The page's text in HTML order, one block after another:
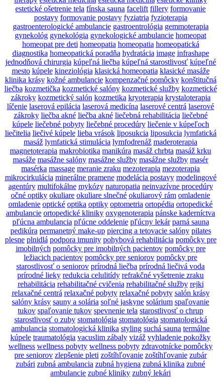
estetické ošetrenie tela fínska sauna facelift fillery formovanie
postavy formovanie postavy fyziatria fyzioterapia
gastroenterologické ambulancie gastroentrológia gemmoterapia
gynekológ gynekológia gynekologické ambulancie homeopat
homeopat pre deti homeopatia homeopatia homeopatická
diagnostika homeopatická poradňa hydratácia image infrashape
jednodňová chirurgia kúpeľná liečba kúpeľná starostlivosť kúpeľné
mesto kúpele kineziológia klasická homeopatia klasické masáže
klinika krásy kožné ambulancie kompenzačné pomôcky konštitučná
liečba kozmetička kozmetické salóny kozmetické služby kozmetické
zákroky kozmetický salón kozmetika kryoterapia krystaloterapia
líčenie laserová epilácia laserová medicína laserové centrá laserové
zákroky liečba akné liečba akné liečebná rehabilitácia liečebné
kúpele liečebné pobyty liečebné procedúry liečenie v kúpeľoch
liečitelia liečivé kúpele lieba vrások liposukcia liposukcia lymfatická
masáž lymfatická stimulácia lymfodrenáž maderoterapia
magnetoterapia makrobiotika manikúra masáž chrbta masáž krku
masáže masážne salóny masážne služby masážne služby masér
masérka massage meranie zraku mezoterapia mezoterapia
mikrocirkulácia minerálne pramene modelácia postavy modelingové
agentúry multifokálne mykózy naturopatia neinvazívne procedúry
očné optiky okuliare okuliare slnečné okuliarový rám omladenie
omladenie optické optika optiky optometria ortopédia ortopedické
ambulancie ortopedické kliniky oxygenoterapia pánske kaderníctva
pľúcna ambulancia pľúcne oddelenie pľúcny lekár parná sauna
pedikúra permanetný make-up piercing a tetovacie salóny pilates
plesne plnidlá podpora imunity pohybová rehabilitácia pomôcky pre
imobilných pomôcky pre imobilných pacientov pomôcky pre
ležiacich pacientov pomôcky pre seniorov pomôcky pre
starostlivosť o seniorov prírodná liečba prírodná liečivá voda
prírodné lieky redukcia celulitídy refrakčné vyšetrenie zraku
rehabilitácia rehabilitačné cvičenia rehabilitačné služby rejki
relaxačné centrá relaxačné pobyty relaxačné pobyty salón krásy
salóny krásy sauny a solária soľné jaskyne solárium spaľovanie
tukov spaľovanie tukov spevnenie tela starostlivosť o chrup
starostlivosť o zuby stomatológia stomatológia stomatologická
ambulancia stomatologická klinika styling suchá sauna termálne
kúpele traumatológia vacuslim zábaly vizáž vyhladenie pokožky
wellness wellness pobyty wellness pobyty zdravotnícke pomôcky
pre seniorov zlepšenie pleti zoštíhľovanie zoštíhľovanie zubár
zubári zubná ambulancia zubná hygiena zubná klinika zubné
ambulancie zubné kliniky zubný lekári